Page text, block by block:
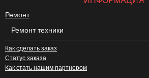
Ремонт
Ремонт техники
Как сделать заказ
Статус заказа
Как стать нашим партнером